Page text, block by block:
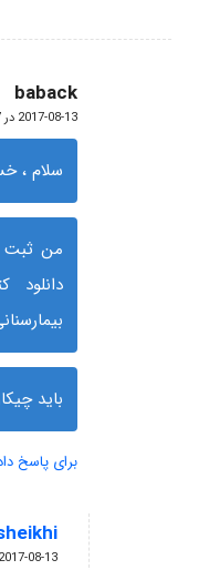
baback
گفته:
2017-08-13 در 4:27 ب.ظ
سلام ،
من ثبت
باید
برای پاسخ
گفته:
2017-08-13 در 5:59 ب.ظ